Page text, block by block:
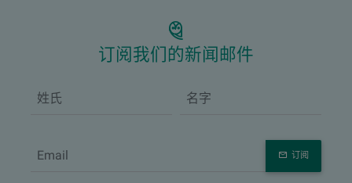
订阅我们的新闻邮件
订阅